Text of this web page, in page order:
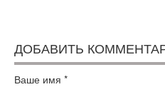
ДОБАВИТЬ
Ваше имя *